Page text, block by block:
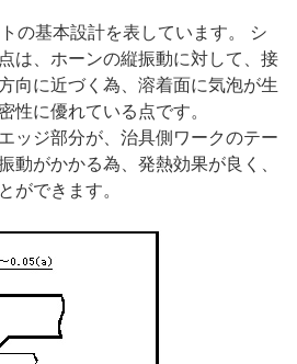
の基本設計を表しています。 シ
は、ホーンの縦振動に対して、接
向に近づく為、溶着面に気泡が生
性に優れている点です。
ッジ部分が、治具側ワークのテー
動がかかる為、発熱効果が良く、
ができます。